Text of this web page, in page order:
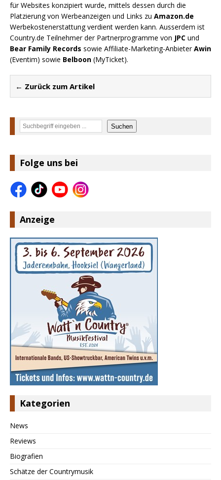
für Websites konzipiert wurde, mittels dessen durch die
Platzierung von Werbeanzeigen und Links zu Amazon.de
Werbekostenerstattung verdient werden kann. Ausserdem ist
Country.de Teilnehmer der Partnerprogramme von JPC und
Bear Family Records sowie Affiliate-Marketing-AnbieterAwin
(Eventim) sowie Belboon (MyTicket).
← Zurück zum Artikel
Suchen Suchen
Folge uns bei
Anzeige
Kategorien
News
Reviews
Biografien
Schätze der Countrymusik